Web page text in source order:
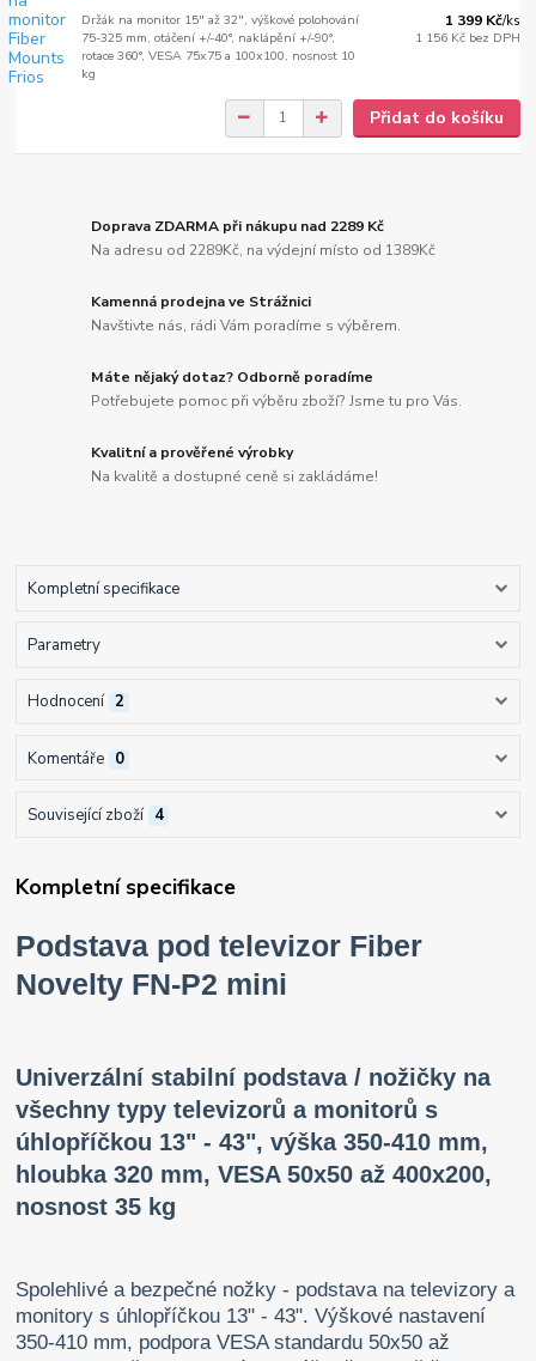
Držák na monitor 15" až 32", výškové polohování
75-325 mm, otáčení +/-40°, naklápění +/-90°,
rotace 360°, VESA 75x75 a 100x100, nosnost 10
kg
1 399 Kč/ks
1 156 Kč bez DPH
Přidat do košíku
Doprava ZDARMA při nákupu nad 2289 Kč
Na adresu od 2289Kč, na výdejní místo od 1389Kč
Kamenná prodejna ve Strážnici
Navštivte nás, rádi Vám poradíme s výběrem.
Máte nějaký dotaz? Odborně poradíme
Potřebujete pomoc při výběru zboží? Jsme tu pro Vás.
Kvalitní a prověřené výrobky
Na kvalitě a dostupné ceně si zakládáme!
Kompletní specifikace
Parametry
Hodnocení 2
Komentáře 0
Související zboží 4
Kompletní specifikace
Podstava pod televizor Fiber
Novelty FN-P2 mini
Univerzální stabilní podstava / nožičky na
všechny typy televizorů a monitorů s
úhlopříčkou 13" - 43", výška 350-410 mm,
hloubka 320 mm, VESA 50x50 až 400x200,
nosnost 35 kg
Spolehlivé a bezpečné nožky - podstava na televizory a
monitory s úhlopříčkou 13" - 43". Výškové nastavení
350-410 mm, podpora VESA standardu 50x50 až